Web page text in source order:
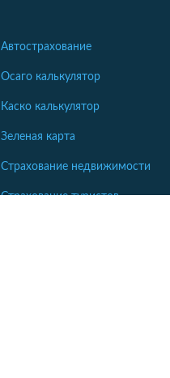
Автострахование
Осаго калькулятор
Каско калькулятор
Зеленая карта
Страхование недвижимости
Страхование туристов